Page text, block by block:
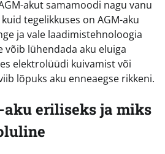
akut samamoodi nagu vanu
tegelikkuses on AGM-aku
ja vale laadimistehnoloogia
võib lühendada aku eluiga
elektrolüüdi kuivamist või
lõpuks aku enneaegse rikkeni.
aku eriliseks ja miks